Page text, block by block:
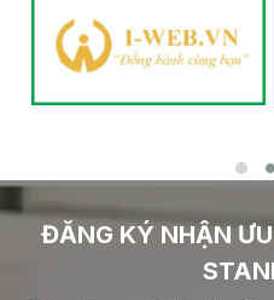
ĐĂNG KÝ NHẬN